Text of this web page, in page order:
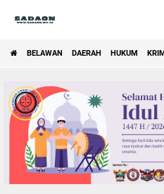
BELAWAN DAERAH HUKUM